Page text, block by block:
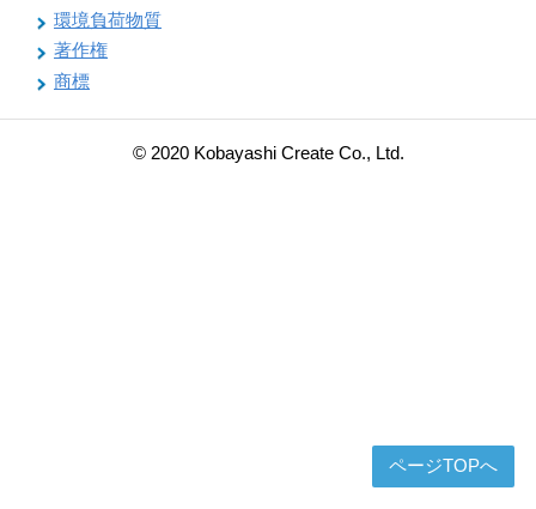
環境負荷物質
著作権
商標
ページTOPへ
© 2020 Kobayashi Create Co., Ltd.